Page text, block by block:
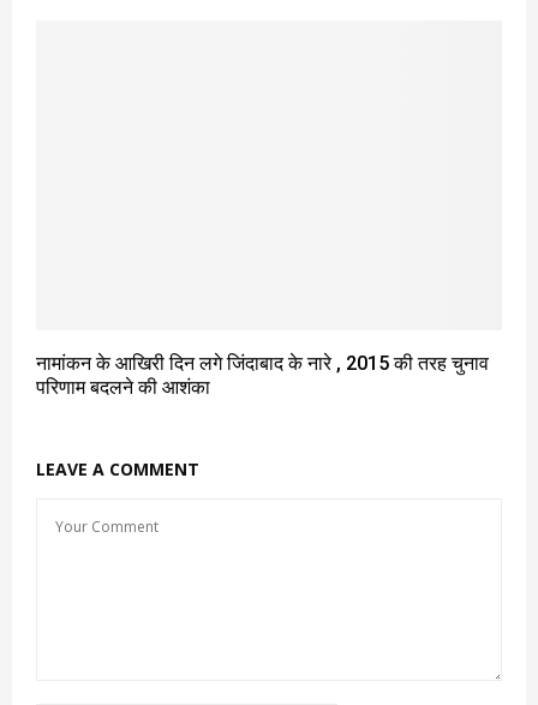
नामांकन के आखिरी दिन लगे जिंदाबाद के नारे , 2015 की तरह चुनाव
परिणाम बदलने की आशंका
LEAVE A COMMENT